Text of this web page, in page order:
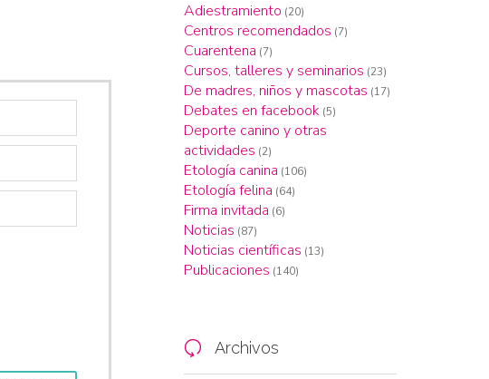
Adiestramiento (20)
Centros recomendados (7)
Cuarentena (7)
Cursos, talleres y seminarios (23)
De madres, niños y mascotas (17)
Debates en facebook (5)
Deporte canino y otras
actividades (2)
Etología canina (106)
Etología felina (64)
Firma invitada (6)
Noticias (87)
Noticias científicas (13)
Publicaciones (140)
 Archivos